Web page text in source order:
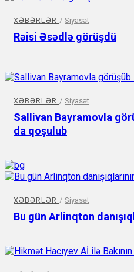
XƏBƏRLƏR / Siyasət
Rəisi Əsədlə görüşdü
XƏBƏRLƏR / Siyasət
Sallivan Bayramovla
da qoşulub
XƏBƏRLƏR / Siyasət
Bu gün Arlinqton